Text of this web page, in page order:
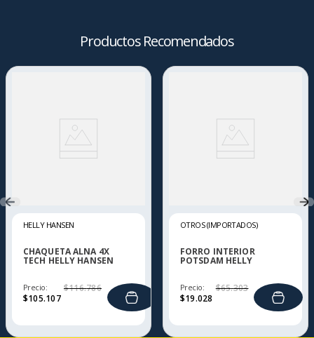
Productos Recomendados
HELLY HANSEN
CHAQUETA ALNA 4X
TECH HELLY HANSEN
Precio:
$105.107
$116.786
OTROS (IMPORTADOS)
FORRO INTERIOR
POTSDAM HELLY
Precio:
$19.028
$65.303